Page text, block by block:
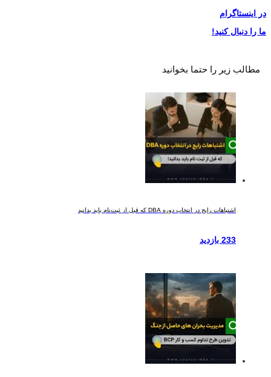
در
اینستاگرام
ما را دنبال کنید!
مطالب زیر را حتما بخوانید
اشتباهات رایج در انتخاب دوره DBA که قبل از ثبت‌نام باید بدانید
233 بازدید